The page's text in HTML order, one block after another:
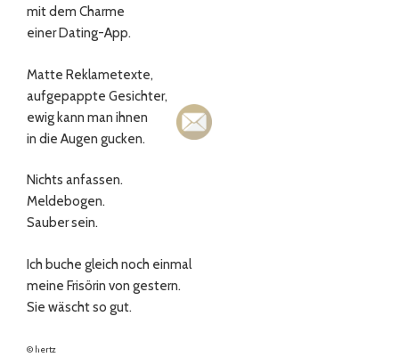
mit dem Charme
einer Dating-App.
Matte Reklametexte,
aufgepappte Gesichter,
ewig kann man ihnen
in die Augen gucken.
Nichts anfassen.
Meldebogen.
Sauber sein.
Ich buche gleich noch einmal
meine Frisörin von gestern.
Sie wäscht so gut.
© hertz